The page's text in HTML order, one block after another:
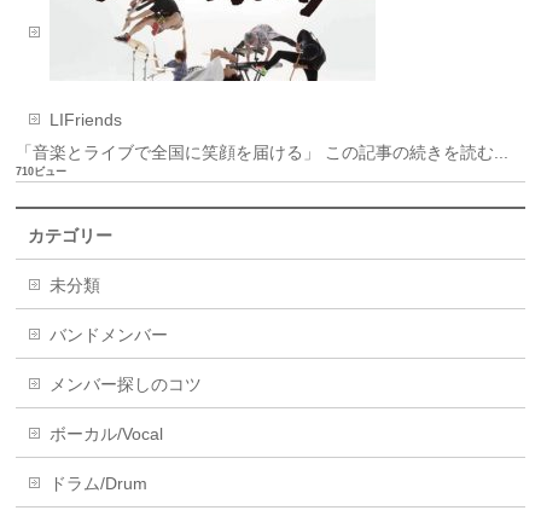
LIFriends
「音楽とライブで全国に笑顔を届ける」 この記事の続きを読む...
710ビュー
カテゴリー
未分類
バンドメンバー
メンバー探しのコツ
ボーカル/Vocal
ドラム/Drum